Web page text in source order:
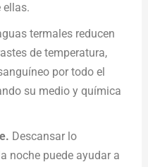
ellas.
termales reducen
de temperatura,
por todo el
su medio y química
Descansar lo
noche puede ayudar a